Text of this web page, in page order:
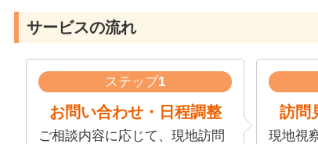
サービスの流れ
ステップ1
お問い合わせ・日程調整
ご相談内容に応じて、現地訪問
訪問
現地視